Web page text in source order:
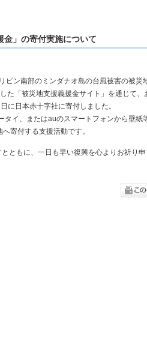
金」の寄付実施について
ン南部のミンダナオ島の台風被害の被災
た「被災地支援義援金サイト」を通じて、
に日本赤十字社に寄付しました。
タイ、またはauのスマートフォンから壁紙
寄付する支援活動です。
ともに、一日も早い復興を心よりお祈り申